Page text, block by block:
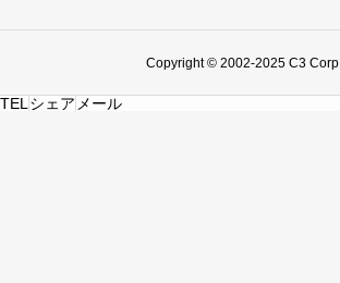
Copyright © 2002-2025 C3 Corp.
TEL シェア メール